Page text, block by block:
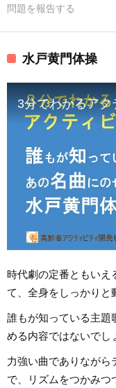
問題を報告する
水戸黄門体操
3分でわかるア
時代劇の定番ともいえ
て、全身をしっかりと
誰もが知っている主題
める内容ではないでし
力強い曲でありながら
で、リズムをつかみつ